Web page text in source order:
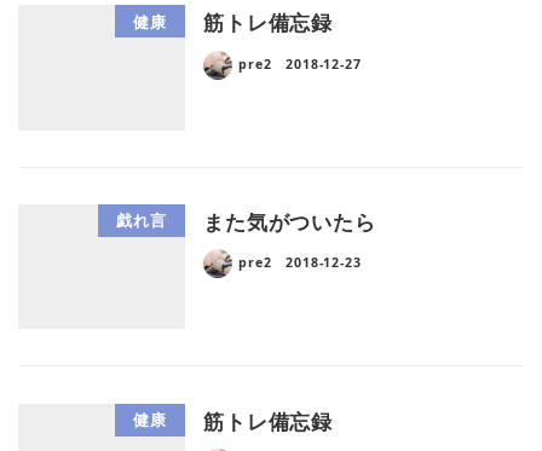
健康 筋トレ備忘録
pre2 2018-12-27
戯れ言 また気がついたら
pre2 2018-12-23
健康 筋トレ備忘録